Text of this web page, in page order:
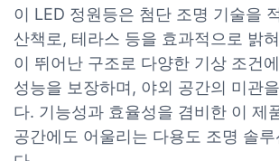
이 LED 정원등은 첨단 조명 기술을
산책로, 테라스 등을 효과적으로 밝
이 뛰어난 구조로 다양한 기상 조건
성능을 보장하며, 야외 공간의 미관
다. 기능성과 효율성을 겸비한 이 제
공간에도 어울리는 다용도 조명 솔